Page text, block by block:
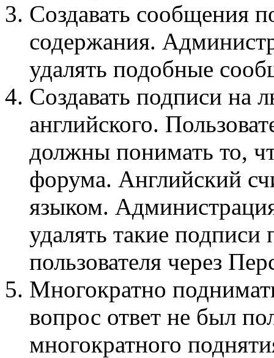
Создавать сообщения
содержания.
удалять подобные
Создавать подписи на
английского.
должны понимать то,
форума. Английский
языком.
удалять такие подписи
пользователя через
Многократно
вопрос ответ не был
многократного